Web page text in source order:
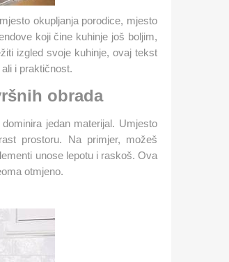
okupljanja porodice, mjesto
koji čine kuhinje još boljim,
izgled svoje kuhinje, ovaj tekst
i praktičnost.
obrada
jedan materijal. Umjesto
prostoru. Na primjer, možeš
unose lepotu i raskoš. Ova
otmjeno​.